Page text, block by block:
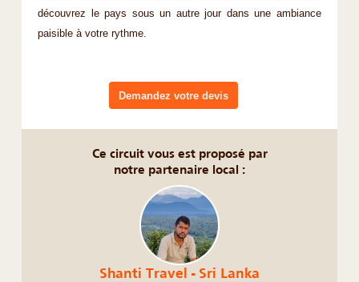
découvrez le pays sous un autre jour dans une ambiance
paisible à votre rythme.
Demandez votre devis
Ce circuit vous est proposé par
notre partenaire local :
Shanti Travel - Sri Lanka